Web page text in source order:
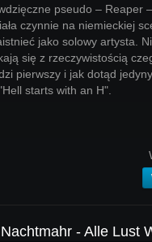
pseudo – Reaper
czynnie na niemieckiej
jako solowy artysta.
się z rzeczywistością
pierwszy i jak dotąd
starts with an H".
Nachtmahr - Alle Lust